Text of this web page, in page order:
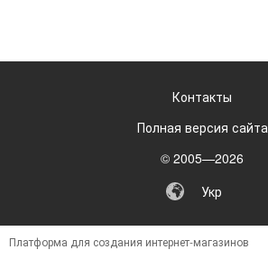
Контакты
Полная версия сайта
© 2005—2026
Укр
Платформа для создания интернет-магазинов